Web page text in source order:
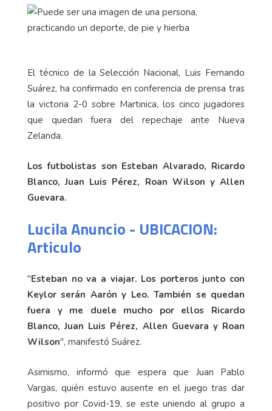
El técnico de la Selección Nacional, Luis Fernando
Suárez, ha confirmado en conferencia de prensa tras
la victoria 2-0 sobre Martinica, los cinco jugadores
que quedan fuera del repechaje ante Nueva
Zelanda.
Los futbolistas son Esteban Alvarado, Ricardo
Blanco, Juan Luis Pérez, Roan Wilson y Allen
Guevara.
Lucila Anuncio - UBICACION:
Articulo
"Esteban no va a viajar. Los porteros junto con
Keylor serán Aarón y Leo. También se quedan
fuera y me duele mucho por ellos Ricardo
Blanco, Juan Luis Pérez, Allen Guevara y Roan
Wilson", manifestó Suárez.
Asimismo, informó que espera que Juan Pablo
Vargas, quién estuvo ausente en el juego tras dar
positivo por Covid-19, se este uniendo al grupo a